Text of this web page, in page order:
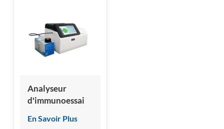
Analyseur
d'immunoessai
chimiluminescence
En Savoir Plus